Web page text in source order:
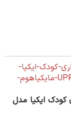
کودک ایکیا مدل